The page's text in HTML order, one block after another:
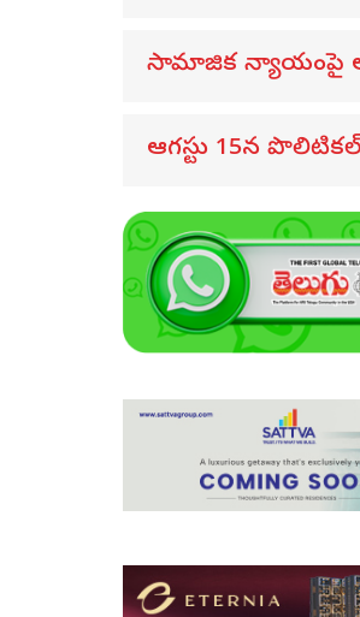
సామాజిక న్యాయంపై
ఆగస్టు 15న